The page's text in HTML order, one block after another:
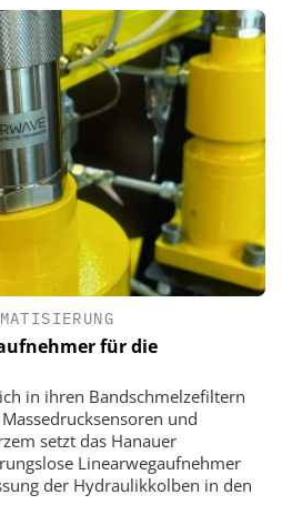
für die
in ihren Bandschmelzefiltern
und
setzt das Hanauer
Linearwegaufnehmer
der Hydraulikkolben in den